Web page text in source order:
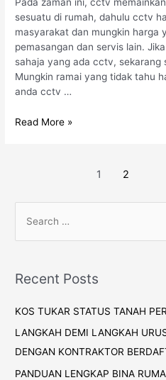
sesuatu di rumah, dahulu cctv
masyarakat dan mungkin harga
pemasangan dan servis lain.
sahaja yang ada cctv, sekarang
Mungkin ramai yang tidak tahu
anda cctv …
Read More »
1 2
Recent Posts
KOS TUKAR STATUS TANAH
LANGKAH DEMI LANGKAH
DENGAN KONTRAKTOR
PANDUAN LENGKAP BINA